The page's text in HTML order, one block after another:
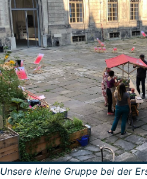
Unsere kleine Gruppe bei der